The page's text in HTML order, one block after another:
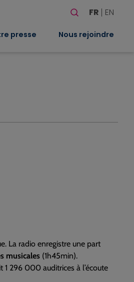
Rechercher
FR EN
presse Nous rejoindre
La radio enregistre une part
musicales (1h45min).
1 296 000 auditrices à l’écoute